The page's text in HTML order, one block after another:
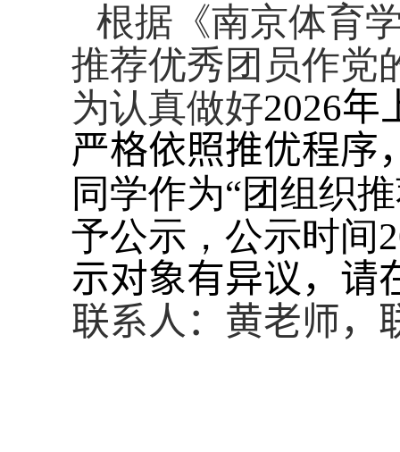
根据《南京体育
推荐优秀团员作党
为认真做好2026年
严格依照推优程序
同学作为“团组织
予公示，公示时间
示对象有异议，请
联系人： 黄老师，